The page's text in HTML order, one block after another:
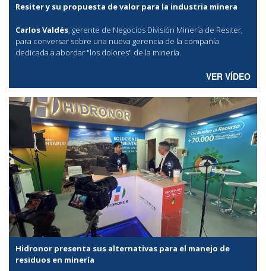
Resiter y su propuesta de valor para la industria minera
Carlos Valdés, gerente de Negocios División Minería de Resiter,
para conversar sobre una nueva gerencia de la compañía
dedicada a abordar "los dolores" de la minería.
VER VÍDEO
Hidronor presenta sus alternativas para el manejo de
residuos en minería